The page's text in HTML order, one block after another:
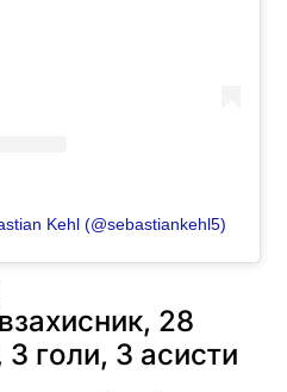
Kehl (@sebastiankehl5)
28
3 голи, 3 асисти